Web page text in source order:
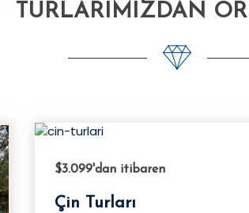
TURLARIMIZDAN
$4.099'dan itibaren
Dünya Kupası